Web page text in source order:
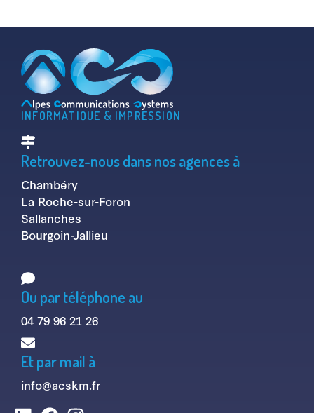
INFORMATIQUE & IMPRESSION
Retrouvez-nous dans nos agences à
Chambéry
La Roche-sur-Foron
Sallanches
Bourgoin-Jallieu
Ou par téléphone au
04 79 96 21 26
Et par mail à
info@acskm.fr